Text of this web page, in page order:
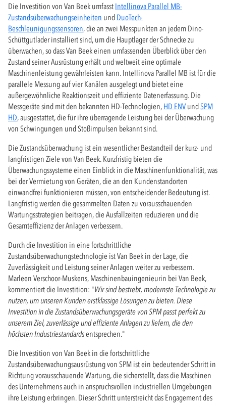
Die Investition von Van Beek umfasst Intellinova Parallel MB-
Zustandsüberwachungseinheiten und DuoTech-
Beschleunigungssensoren, die an zwei Messpunkten an jedem Dino-
Schüttgutlader installiert sind, um die Hauptlager der Schnecke zu
überwachen, so dass Van Beek einen umfassenden Überblick über den
Zustand seiner Ausrüstung erhält und weltweit eine optimale
Maschinenleistung gewährleisten kann. Intellinova Parallel MB ist für die
parallele Messung auf vier Kanälen ausgelegt und bietet eine
außergewöhnliche Reaktionszeit und effiziente Datenerfassung. Die
Messgeräte sind mit den bekannten HD-Technologien, HD ENV undSPM
HD, ausgestattet, die für ihre überragende Leistung bei der Überwachung
von Schwingungen und Stoßimpulsen bekannt sind.
Die Zustandsüberwachung ist ein wesentlicher Bestandteil der kurz- und
langfristigen Ziele von Van Beek. Kurzfristig bieten die
Überwachungssysteme einen Einblick in die Maschinenfunktionalität, was
bei der Vermietung von Geräten, die an den Kundenstandorten
einwandfrei funktionieren müssen, von entscheidender Bedeutung ist.
Langfristig werden die gesammelten Daten zu vorausschauenden
Wartungsstrategien beitragen, die Ausfallzeiten reduzieren und die
Gesamteffizienz der Anlagen verbessern.
Durch die Investition in eine fortschrittliche
Zustandsüberwachungstechnologie ist Van Beek in der Lage, die
Zuverlässigkeit und Leistung seiner Anlagen weiter zu verbessern.
Marleen Verschoor-Muskens, Maschinenbauingenieurin bei Van Beek,
kommentiert die Investition: "Wir sind bestrebt, modernste Technologie zu
nutzen, um unseren Kunden erstklassige Lösungen zu bieten. Diese
Investition in die Zustandsüberwachungsgeräte von SPM passt perfekt zu
unserem Ziel, zuverlässige und effiziente Anlagen zu liefern, die den
höchsten Industriestandardsentsprechen."
Die Investition von Van Beek in die fortschrittliche
Zustandsüberwachungsausrüstung von SPM ist ein bedeutender Schritt in
Richtung vorausschauende Wartung, die sicherstellt, dass die Maschinen
des Unternehmens auch in anspruchsvollen industriellen Umgebungen
ihre Leistung erbringen. Dieser Schritt unterstreicht das Engagement des